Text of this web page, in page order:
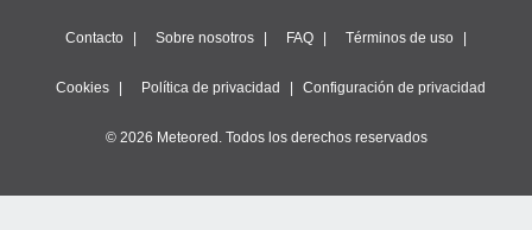
Contacto Sobre nosotros FAQ Términos de uso
Cookies Política de privacidad Configuración de privacidad
© 2026 Meteored. Todos los derechos reservados